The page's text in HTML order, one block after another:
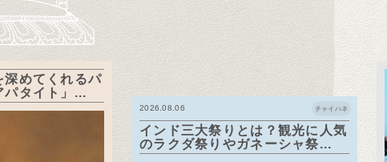
深めてくれるパ
パタイト」...
インド三大祭りとは？観光に人気
のラクダ祭りやガネーシャ祭...
2026.08.06 チャイハネ